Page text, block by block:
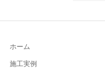
ホーム
施工実例